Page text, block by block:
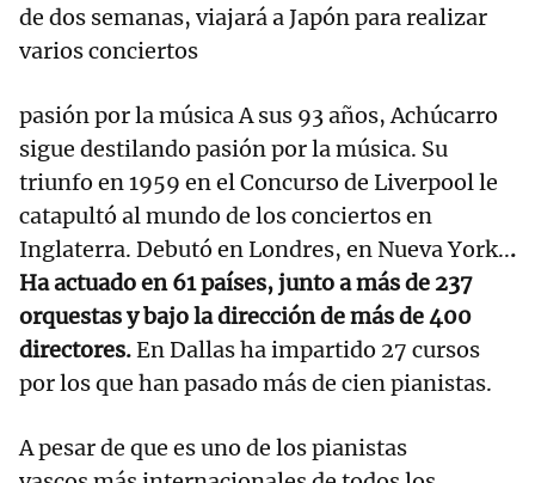
de dos semanas, viajará a Japón para realizar
varios conciertos
pasión por la música A sus 93 años, Achúcarro
sigue destilando pasión por la música. Su
triunfo en 1959 en el Concurso de Liverpool le
catapultó al mundo de los conciertos en
Inglaterra. Debutó en Londres, en Nueva York...
Ha actuado en 61 países, junto a más de 237
orquestas y bajo la dirección de más de 400
directores.En Dallas ha impartido 27 cursos
por los que han pasado más de cien pianistas.
A pesar de que es uno de los pianistas